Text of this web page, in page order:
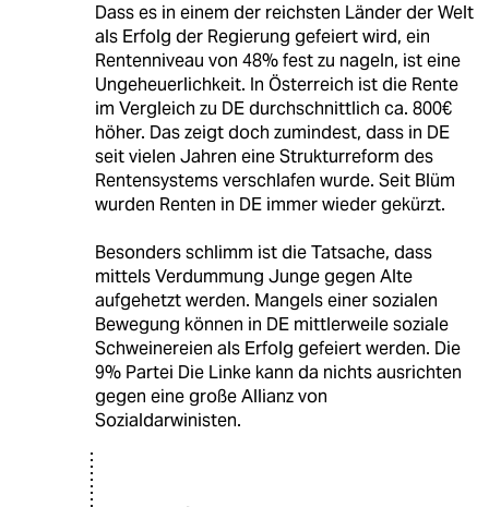
Dass es in einem der reichsten Länder der Welt
als Erfolg der Regierung gefeiert wird, ein
Rentenniveau von 48% fest zu nageln, ist eine
Ungeheuerlichkeit. In Österreich ist die Rente
im Vergleich zu DE durchschnittlich ca. 800€
höher. Das zeigt doch zumindest, dass in DE
seit vielen Jahren eine Strukturreform des
Rentensystems verschlafen wurde. Seit Blüm
wurden Renten in DE immer wieder gekürzt.
Besonders schlimm ist die Tatsache, dass
mittels Verdummung Junge gegen Alte
aufgehetzt werden. Mangels einer sozialen
Bewegung können in DE mittlerweile soziale
Schweinereien als Erfolg gefeiert werden. Die
9% Partei Die Linke kann da nichts ausrichten
gegen eine große Allianz von
Sozialdarwinisten.